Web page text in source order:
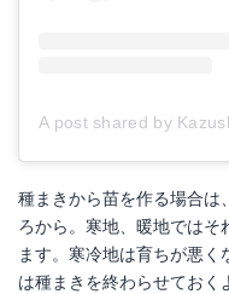
種まきから苗を作る場合は
ろから。寒地、暖地ではそ
ます。寒冷地は育ちが悪
は種まきを終わらせておく